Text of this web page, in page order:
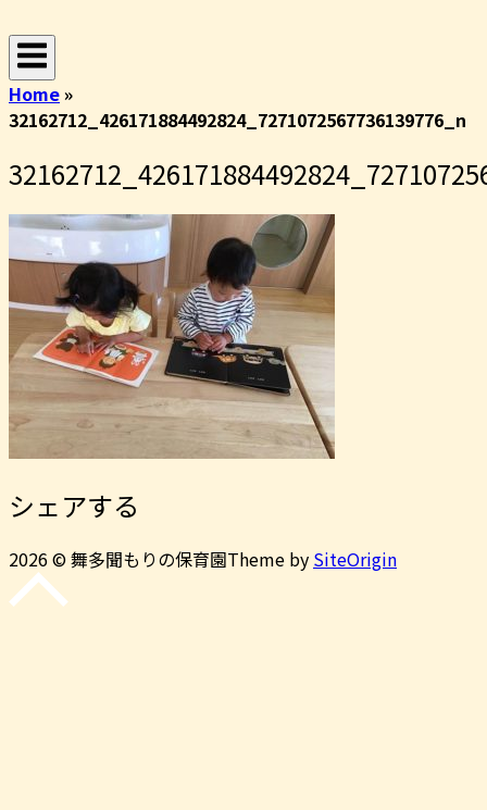
ン
テ
ン
ツ
ス
ッ
プ
ー
ム
Home»
32162712_426171884492824_7271072567736139776_n
シェアする
2026 © 舞多聞もりの保育園Theme by SiteOrigin
先
頭